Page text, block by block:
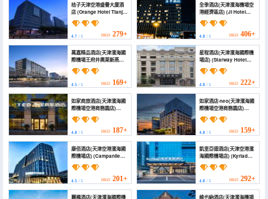
桔子天津空港盛譽大廈酒
店 (Orange Hotel Tianjin
Airport Shengyu
Building)
4.7 / 5 HKD 279+
全季酒店(天津濱海機場空
港經濟區店) (JI Hotel
(Tianjin Binhai Airport
and Airport Economic
Zone))
4.8/ 5 HKD 406+
萬嘉精品酒店(天津濱海國
際機場王府井奧萊新燕莎
小鎮店) (Wanjia
Boutique Hotel (Tianjin
Binhai International
Airport Wangfujing
Outlet New Yansha
Town))
4.5 / 5 HKD 169+
星程酒店(天津濱海國際機
場店) (Starway Hotel
(Tianjin Binhai
International Airport))
4.8/ 5 HKD 222+
如家商旅酒店(天津濱海國
際機場空港商務園店)
(Homeinn Selected
Hotel (Tianjin Binhai
International Airport
Airport Business Park))
4.8 / 5 HKD 187+
如家酒店·neo(天津濱海國
際機場空港商務園店)
(Homeinn · neo (Tianjin
Binhai International
Airport Air Cargo
Business Park))
4.8/ 5 HKD 159+
康佰酒店(天津空港濱海國
際機場店) (Campanile
Hotel (Tianjin Binhai
International Airport))
4.5 / 5 HKD 201+
凱里亞德酒店(天津空港濱
海國際機場店) (Kyriad
Marvelous Hotel 3.0
Tianiin Konggang
Binhai International
Airport)
4.8/ 5 HKD 292+
麗楓酒店(天津濱海國際機 維也納酒店(天津濱海機場